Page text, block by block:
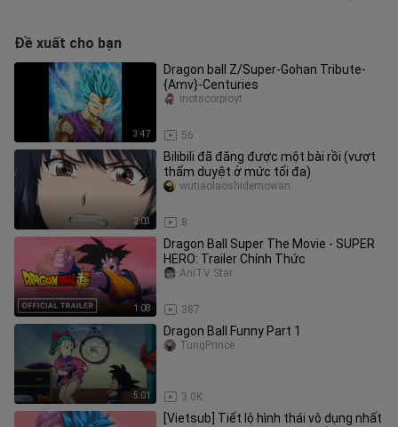
Đề xuất cho bạn
3:47
Dragon ball Z/Super-Gohan Tribute-
{Amv}-Centuries
56
inotscorpioyt
2:03
Bilibili đã đăng được một bài rồi (vượt
thẩm duyệt ở mức tối đa)
8
wutiaolaoshidemowan
1:08
Dragon Ball Super The Movie - SUPER
HERO: Trailer Chính Thức
387
AniTV Star
5:01
Dragon Ball Funny Part 1
3.0K
TungPrince
[Vietsub] Tiết lộ hình thái vô dụng nhất